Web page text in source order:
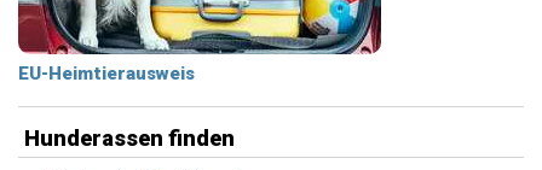
EU-Heimtierausweis
Hunderassen finden